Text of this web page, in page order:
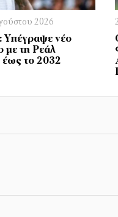
2026
Υπέγραψε νέο
με τη Ρεάλ
το 2032